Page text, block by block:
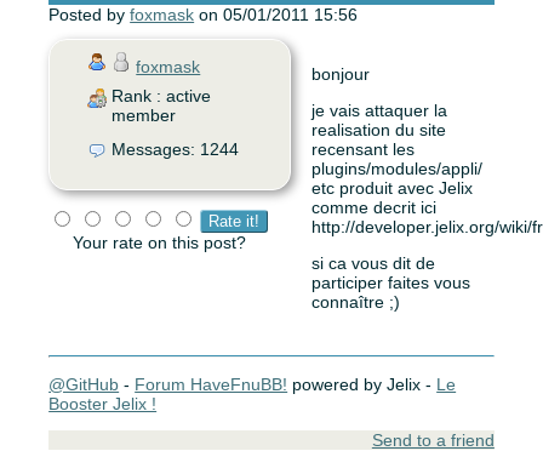
Posted byfoxmask on 05/01/2011 15:56
foxmask
Rank : active
member
Messages: 1244
Your rate on this post?
bonjour
je vais attaquer la
realisation du site
recensant les
plugins/modules/appli/
etc produit avec Jelix
comme decrit ici
http://developer.jelix.org/wiki/
si ca vous dit de
participer faites vous
connaître ;)
@GitHub - Forum HaveFnuBB! powered by Jelix - Le
Booster Jelix !
Send to a friend